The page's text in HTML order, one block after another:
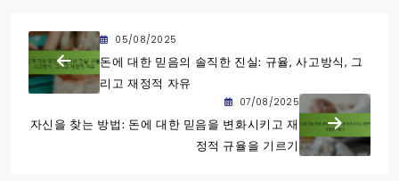
05/08/2025
돈에 대한 믿음의 솔직한 진실: 규율, 사고방식, 그
리고 재정적 자유
07/08/2025
자신을 찾는 방법: 돈에 대한 믿음을 변화시키고 재
정적 규율을 기르기